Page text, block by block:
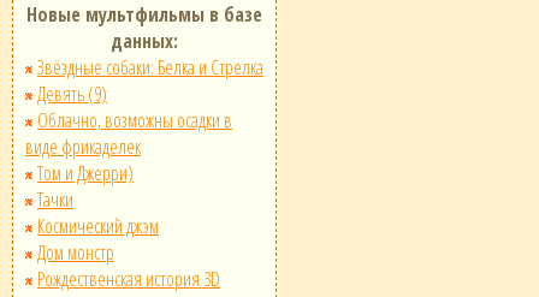
Новые мультфильмы в базе
данных:
Звёздные собаки: Белка и Стрелка
Девять (9)
Облачно, возможны осадки в
виде фрикаделек
Том и Джерри)
Тачки
Космический джэм
Дом монстр
Рождественская история 3D